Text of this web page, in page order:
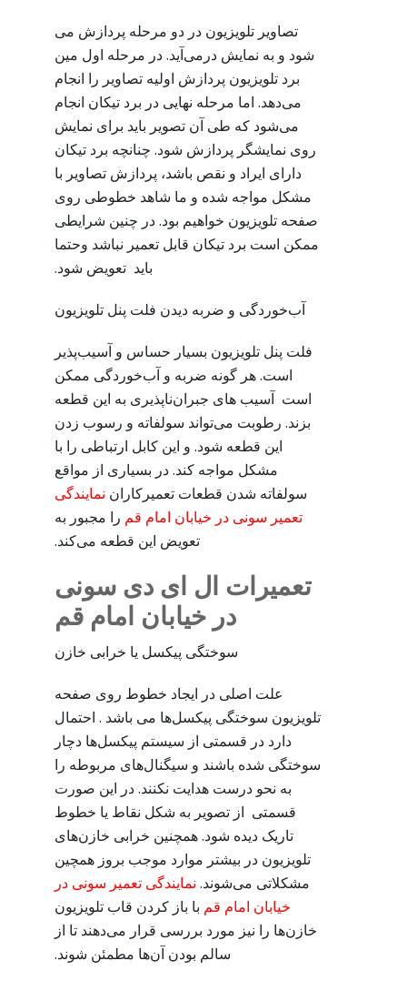
تصاویر تلویزیون در دو مرحله پردازش می
شود و به نمایش درمی‌آید. در مرحله اول مین
برد تلویزیون پردازش اولیه تصاویر را انجام
می‌دهد. اما مرحله نهایی در برد تیکان انجام
می‌شود که طی آن تصویر باید برای نمایش
روی نمایشگر پردازش شود. چنانچه برد تیکان
دارای ایراد و نقص باشد، پردازش تصاویر با
مشکل مواجه شده و ما شاهد خطوطی روی
صفحه تلویزیون خواهیم بود. در چنین شرایطی
ممکن است برد تیکان قابل تعمیر نباشد وحتما
باید تعویض شود.
آب‌خوردگی و ضربه دیدن فلت پنل تلویزیون
فلت پنل تلویزیون بسیار حساس و آسیب‌پذیر
است. هر گونه ضربه و آب‌خوردگی ممکن
است آسیب های جبران‌ناپذیری به این قطعه
بزند. رطوبت می‌تواند سولفاته و رسوب زدن
این قطعه شود. و این کابل ارتباطی را با
مشکل مواجه کند. در بسیاری از مواقع
سولفاته شدن قطعات تعمیرکاران نمایندگی
تعمیر سونی در خیابان امام قم را مجبور به
تعویض این قطعه می‌کند.
تعمیرات ال ای دی سونی
در خیابان امام قم
سوختگی پیکسل یا خرابی خازن
علت اصلی در ایجاد خطوط روی صفحه
تلویزیون سوختگی پیکسل‌ها می باشد . احتمال
دارد در قسمتی از سیستم پیکسل‌ها دچار
سوختگی شده باشند و سیگنال‌های مربوطه را
به نحو درست هدایت نکنند. در این صورت
قسمتی از تصویر به شکل نقاط یا خطوط
تاریک دیده شود. همچنین خرابی خازن‌های
تلویزیون در بیشتر موارد موجب بروز همچین
مشکلاتی می‌شوند. نمایندگی تعمیر سونی در
خیابان امام قم با باز کردن قاب تلویزیون
خازن‌ها را نیز مورد بررسی قرار می‌دهند تا از
سالم بودن آن‌ها مطمئن شوند.